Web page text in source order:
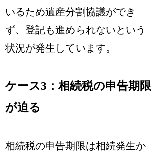
いるため遺産分割協議ができ
ず、登記も進められないという
状況が発生しています。
ケース3：相続税の申告期限
が迫る
相続税の申告期限は相続発生か